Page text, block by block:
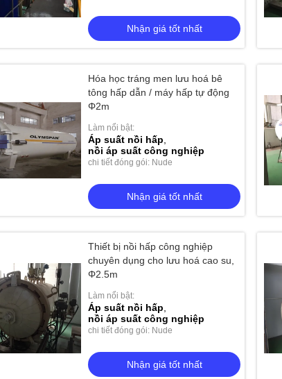
su với van an toàn
dây chuyền
Nồi hấp lưu hóa công nghiệp với xi lanh
thủy lực và khóa liên động an toàn
Nhận giá tốt nhất
Nhận giá tốt nhất
Hóa học tráng men lưu hoá bê
tông hấp dẫn / máy hấp tự động
Φ2m
Làm nổi bật:
Áp suất nồi hấp
nồi áp suất công nghiệp
chi tiết đóng gói: Nude
Nhận giá tốt nhất
Thiết bị nồi hấp công nghiệp
chuyên dụng cho lưu hoá cao su,
Φ2.5m
Làm nổi bật:
Áp suất nồi hấp
nồi áp suất công nghiệp
chi tiết đóng gói: Nude
Nhận giá tốt nhất